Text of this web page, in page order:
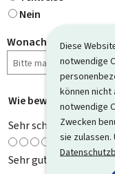
Diese
notwendige
können nicht
notwendige
Zwecken
sie zulassen.
Nein
Wonach haben Sie
Wie bewerten Sie diese
Sehr schlecht
Sehr gut